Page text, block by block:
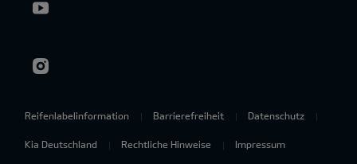
Reifenlabelinformation Barrierefreiheit Datenschutz
Kia Deutschland Rechtliche Hinweise Impressum